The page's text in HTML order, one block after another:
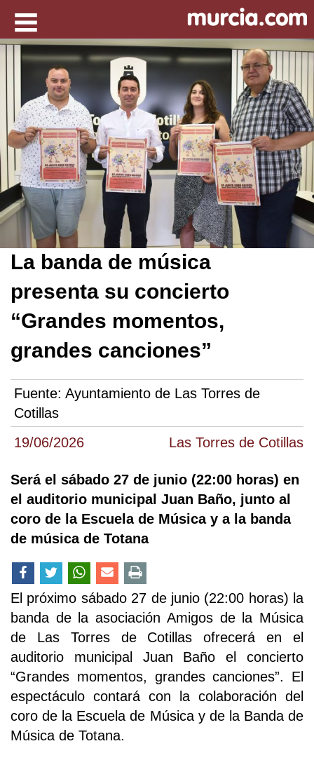
19/06/2026 Las Torres de Cotillas
La banda de música
presenta su concierto
“Grandes momentos,
grandes canciones”
Fuente: Ayuntamiento de Las Torres de
Cotillas
Será el sábado 27 de junio (22:00 horas) en
el auditorio municipal Juan Baño, junto al
coro de la Escuela de Música y a la banda
de música de Totana
El próximo sábado 27 de junio (22:00 horas) la
banda de la asociación Amigos de la Música
de Las Torres de Cotillas ofrecerá en el
auditorio municipal Juan Baño el concierto
“Grandes momentos, grandes canciones”. El
espectáculo contará con la colaboración del
coro de la Escuela de Música y de la Banda de
Música de Totana.